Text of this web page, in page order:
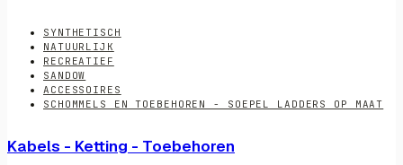
SYNTHETISCH
NATUURLIJK
RECREATIEF
SANDOW
ACCESSOIRES
SCHOMMELS EN TOEBEHOREN - SOEPEL LADDERS OP MAAT
Kabels - Ketting - Toebehoren